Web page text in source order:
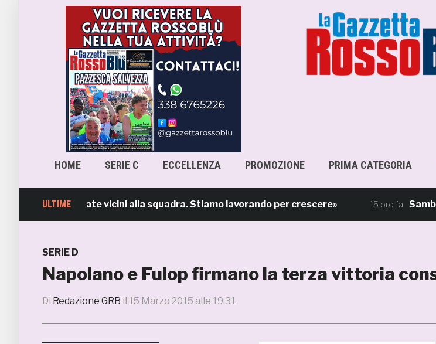
HOME SERIE C ECCELLENZA PROMOZIONE PRIMA CATEGORIA
ULTIME
Massi: «State vicini alla squadra. Stiamo lavorando per crescere» 15 ore fa Samb,
SERIE D
Napolano e Fulop firmano la terza vittoria
Di Redazione GRB il 15 Marzo 2015 alle 19:31